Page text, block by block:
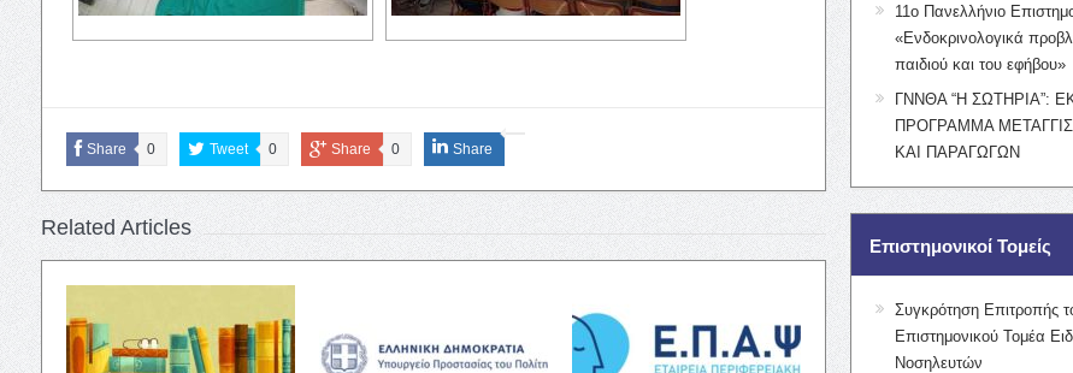
Share 0 Tweet 0 Share 0 Share
Related Articles
11ο Πανελλήνιο
«Ενδοκρινολογικά
παιδιού και του εφήβου»
ΓΝΝΘΑ “Η ΣΩΤΗΡΙΑ”:
ΠΡΟΓΡΑΜΜΑ
ΚΑΙ ΠΑΡΑΓΩΓΩΝ
Επιστημονικοί Τομείς
Συγκρότηση Επιτροπής
Επιστημονικού Τομέα
Νοσηλευτών